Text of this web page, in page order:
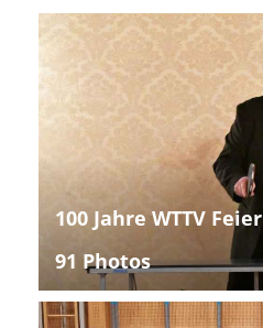
100 Jahre WTTV Feier
91 Photos